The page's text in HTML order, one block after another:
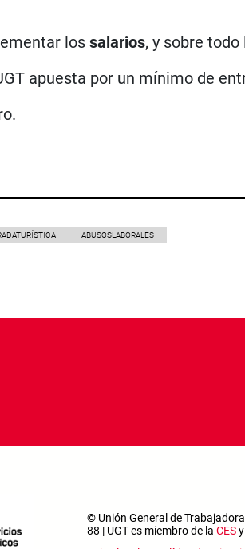
los salarios, y sobre
apuesta por un mínimo de
ABUSOSLABORALES
© Unión General de
88 | UGT es miembro de la CES